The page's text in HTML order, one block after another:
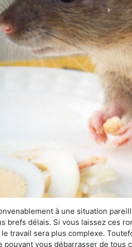
à une situation
brefs délais. Si vous laissez ces
travail sera plus complexe.
vous débarrasser de tous